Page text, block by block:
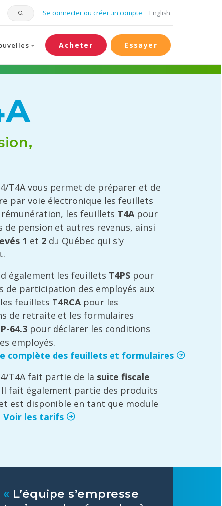
Se connecter ou créer un compte English
Acheter Essayer
T4A vous permet de préparer et de
par voie électronique les feuillets
les feuillets T4Apour
de pension et autres revenus, ainsi
1 et 2 du Québec qui s'y
également les feuillets T4PS pour
de participation des employés aux
feuillets T4RCApour les
de retraite et les formulaires
64.3 pour déclarer les conditions
employés.
complète des feuillets et formulaires
T4A fait partie de la suite fiscale
Il fait également partie des produits
est disponible en tant que module
Voir les tarifs
« L’équipe s’empresse